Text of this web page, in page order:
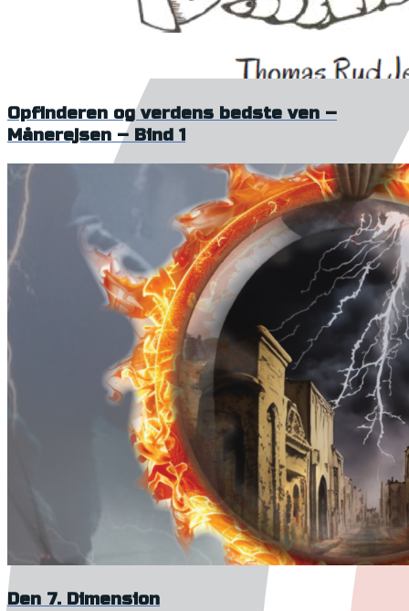
Opfinderen og verdens bedste ven –
Månerejsen – Bind 1
Den 7. Dimension